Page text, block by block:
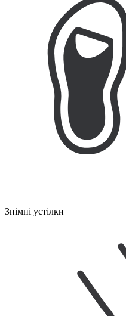
Знімні устілки